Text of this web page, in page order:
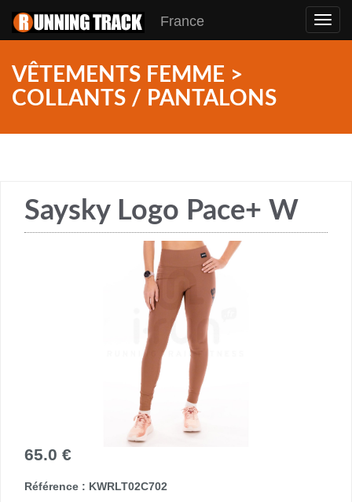
France
VÊTEMENTS FEMME >
COLLANTS / PANTALONS
Saysky Logo Pace+ W
65.0 €
Référence : KWRLT02C702